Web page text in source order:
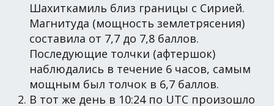
Шахиткамиль близ границы с Сирией.
Магнитуда (мощность землетрясения)
составила от 7,7 до 7,8 баллов.
Последующие толчки (афтершок)
наблюдались в течение 6 часов, самым
мощным был толчок в 6,7 баллов.
В тот же день в 10:24 по UTC произошло